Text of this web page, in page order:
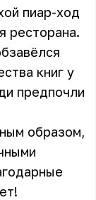
пиар-ход
ресторана.
книг у
предпочли
образом,